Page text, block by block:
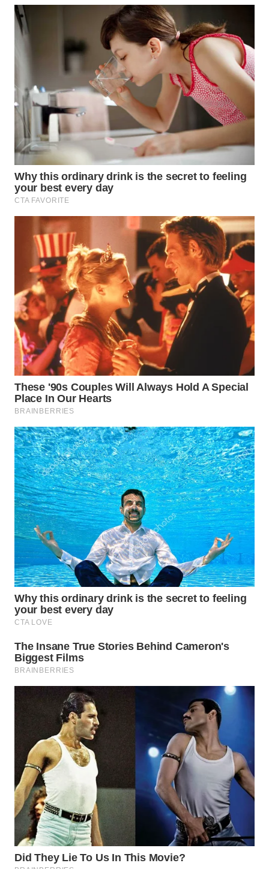
WN
SIMALUNGUN
WN
LABUHANBATU
WN
TAPANULI
TENGAH
WN DELI
SERDANG
WN
TEBING
TINGGI
WN
PAKPAK
WN
KARAWANG
BEKASI
WN
BOGOR
WN
DEPOK
WN
TAPANULI
UTARA
WN
SAMOSIR
WN
PADANG
LAWAS
WN
SUMEDANG
WN
CIANJUR
WN
KEPULAUAN
SERIBU
WN